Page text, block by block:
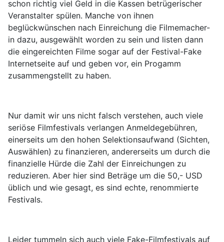
schon richtig viel Geld in die Kassen betrügerischer
Veranstalter spülen. Manche von ihnen
beglückwünschen nach Einreichung die Filmemacher-
in dazu, ausgewählt worden zu sein und listen dann
die eingereichten Filme sogar auf der Festival-Fake
Internetseite auf und geben vor, ein Progamm
zusammengstellt zu haben.
Nur damit wir uns nicht falsch verstehen, auch viele
seriöse Filmfestivals verlangen Anmeldegebühren,
einerseits um den hohen Selektionsaufwand (Sichten,
Auswählen) zu finanzieren, andererseits um durch die
finanzielle Hürde die Zahl der Einreichungen zu
reduzieren. Aber hier sind Beträge um die 50,- USD
üblich und wie gesagt, es sind echte, renommierte
Festivals.
Leider tummeln sich auch viele Fake-Filmfestivals auf